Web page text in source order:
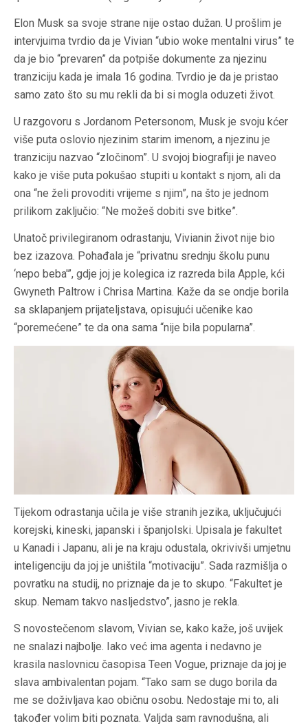
Elon Musk sa svoje strane nije ostao dužan. U prošlim je
intervjuima tvrdio da je Vivian “ubio woke mentalni virus” te
da je bio “prevaren” da potpiše dokumente za njezinu
tranziciju kada je imala 16 godina. Tvrdio je da je pristao
samo zato što su mu rekli da bi si mogla oduzeti život.
U razgovoru s Jordanom Petersonom, Musk je svoju kćer
više puta oslovio njezinim starim imenom, a njezinu je
tranziciju nazvao “zločinom”. U svojoj biografiji je naveo
kako je više puta pokušao stupiti u kontakt s njom, ali da
ona “ne želi provoditi vrijeme s njim”, na što je jednom
prilikom zaključio: “Ne možeš dobiti sve bitke”.
Unatoč privilegiranom odrastanju, Vivianin život nije bio
bez izazova. Pohađala je “privatnu srednju školu punu
‘nepo beba'”, gdje joj je kolegica iz razreda bila Apple, kći
Gwyneth Paltrow i Chrisa Martina. Kaže da se ondje borila
sa sklapanjem prijateljstava, opisujući učenike kao
“poremećene” te da ona sama “nije bila popularna”.
Tijekom odrastanja učila je više stranih jezika, uključujući
korejski, kineski, japanski i španjolski. Upisala je fakultet
u Kanadi i Japanu, ali je na kraju odustala, okrivivši umjetnu
inteligenciju da joj je uništila “motivaciju”. Sada razmišlja o
povratku na studij, no priznaje da je to skupo. “Fakultet je
skup. Nemam takvo nasljedstvo”, jasno je rekla.
S novostečenom slavom, Vivian se, kako kaže, još uvijek
ne snalazi najbolje. Iako već ima agenta i nedavno je
krasila naslovnicu časopisa Teen Vogue, priznaje da joj je
slava ambivalentan pojam. “Tako sam se dugo borila da
me se doživljava kao običnu osobu. Nedostaje mi to, ali
također volim biti poznata. Valjda sam ravnodušna, ali